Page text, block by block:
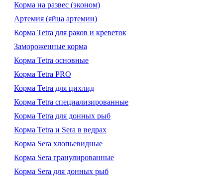
Корма на развес (эконом)
Артемия (яйца артемии)
Корма Tetra для раков и креветок
Замороженные корма
Корма Tetra основные
Корма Tetra PRO
Корма Tetra для цихлид
Корма Tetra специализированные
Корма Tetra для донных рыб
Корма Tetra и Sera в ведрах
Корма Sera хлопьевидные
Корма Sera гранулированные
Корма Sera для донных рыб